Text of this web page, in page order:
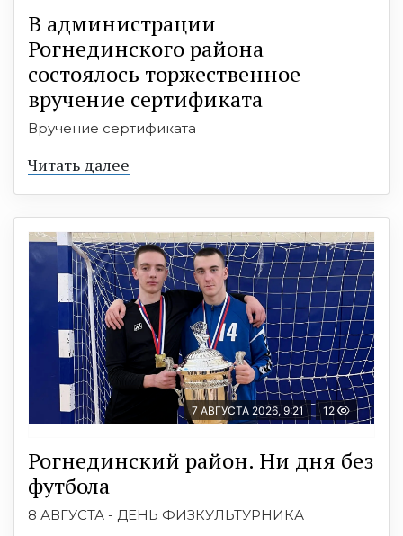
В администрации
Рогнединского района
состоялось торжественное
вручение сертификата
Вручение сертификата
Читать далее
7 АВГУСТА 2026, 9:21 12
Рогнединский район. Ни дня без
футбола
8 АВГУСТА - ДЕНЬ ФИЗКУЛЬТУРНИКА